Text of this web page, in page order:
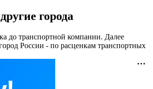
города
до транспортной компании. Далее
России - по расценкам транспортных